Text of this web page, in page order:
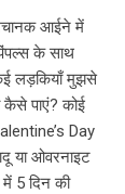
आईने में
के साथ
लड़कियाँ मुझसे
कैसे पाएं? कोई
Day
या ओवरनाइट
5 दिन की